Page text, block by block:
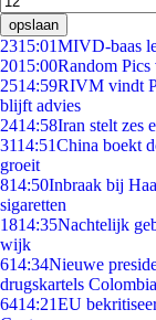
opslaan
2315:01MIVD-baas
2015:00Random Pics
2514:59RIVM vindt
blijft advies
2414:58Iran stelt zes
3114:51China boekt
groeit
814:50Inbraak bij
sigaretten
1814:35Nachtelijk
wijk
614:34Nieuwe
drugskartels Colombia
6414:21EU